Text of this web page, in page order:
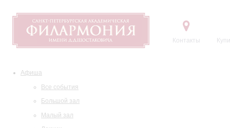
Контакты
Афиша
Все события
Большой зал
Малый зал